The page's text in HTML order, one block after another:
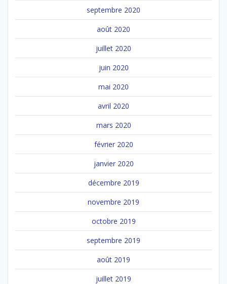
septembre 2020
août 2020
juillet 2020
juin 2020
mai 2020
avril 2020
mars 2020
février 2020
janvier 2020
décembre 2019
novembre 2019
octobre 2019
septembre 2019
août 2019
juillet 2019